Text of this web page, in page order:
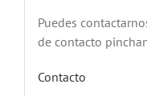
Puedes
de contacto
Contacto